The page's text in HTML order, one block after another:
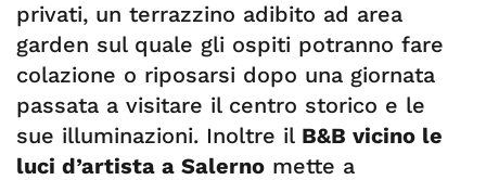
privati, un terrazzino adibito ad area
garden sul quale gli ospiti potranno fare
colazione o riposarsi dopo una giornata
passata a visitare il centro storico e le
sue illuminazioni. Inoltre il B&B vicino le
luci d’artista a Salerno mette a